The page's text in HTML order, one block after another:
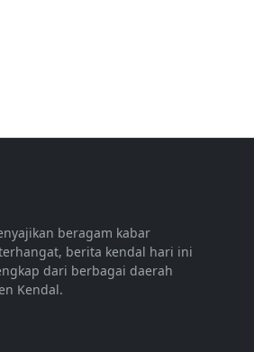
beragam kabar
berita kendal hari ini
dari berbagai daerah
Kendal.